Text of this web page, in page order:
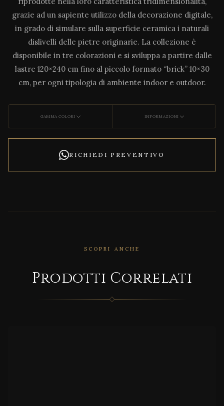
grazie ad un sapiente utilizzo della decorazione digitale,
in grado di simulare sulla superficie ceramica i naturali
dislivelli delle pietre originarie. La collezione è
disponibile in tre colorazioni e si sviluppa a partire dalle
lastre 120×240 cm fino al piccolo formato “brick” 10×30
cm, per ogni tipologia di ambiente indoor e outdoor.
GAMMA COLORI INFORMAZIONI
RICHIEDI PREVENTIVO
SCOPRI ANCHE
Prodotti Correlati
Epoq